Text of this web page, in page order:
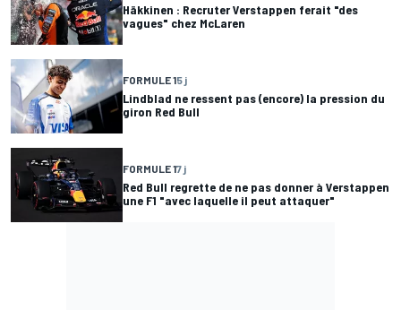
Häkkinen : Recruter Verstappen ferait "des
vagues" chez McLaren
FORMULE 15 j
Lindblad ne ressent pas (encore) la pression du
giron Red Bull
FORMULE 17 j
Red Bull regrette de ne pas donner à Verstappen
une F1 "avec laquelle il peut attaquer"